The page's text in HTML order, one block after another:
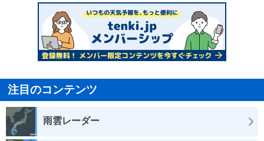
注目のコンテンツ
雨雲レーダー